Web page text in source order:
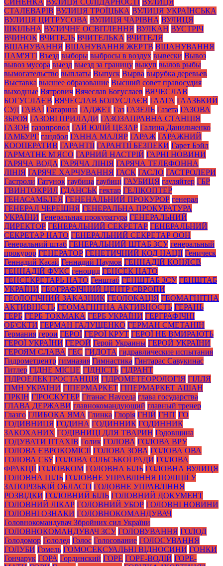
СТАЛЕВАРІВ ВУЛИЦЯ ТРОЇЦЬКА ВУЛИЦЯ УКРАЇНСЬКА
ВУЛИЦЯ ЦИТРУСОВА ВУЛИЦЯ ЧАРІВНА ВУЛИЦЯ
ШКІЛЬНА ВУЛИЧНЕ ОСВІТЛЕННЯ ВУЛКАН ВУСТРІЧ
ВЧИНОК ВЧИТЕЛЬ ВЧИТЕЛЬКА ВЧИТЕЛЯ
ВШАНУВАННЯ ВШАНУВАННЯ ЖЕРТВ ВШАНУВАННЯ
ПАМ'ЯТІ Въезд выборы выбросы в воздух вывески Вывоз
вывоз мусора выезд выезд за границу выкуп вылов рыбы
вымогательство выплаты Выпуск Вырва вырубка деревьев
Выставка высшее образование Высший совет правосудия
выходные Вятрович Вячеслав Богуслаев ВЯЧЕСЛАВ
БОГУСЛАЄВ ВЯЧЕСЛАВ БОЛУСЛАЄВ ГААГА ГААЗЬКИЙ
СУД ГАВАЇ Гагарина ГАДЖЕТ Газ ГАЗЕЛЬ Газета ГАЗОВА
ЗБРОЯ ГАЗОВІ ПРИЛАДИ ГАЗОЗАПРАВНА СТАНЦІЯ
ГАЗОН газопровод ГАЙ ЮЛІЙ ЦЕЗАР Галина Данильченко
ГАМБУРГ гандбол ГАННА МАЛЯР ГАРАЖ ГАРАЖНИЙ
КООПЕРАТИВ ГАРАНТІЇ ГАРАНТІЇ БЕЗПЕКИ Гарет Бэйл
ГАРМАТНЕ М'ЯСО ГАРНИЙ НАСТРІЙ ГАРНІ НОВИНИ
ГАРЯЧА ВОДА ГАРЯЧА ЛІНІЯ ГАРЯЧА ТЕЛЕФОННА
ЛІНІЯ ГАРЯЧЕ ХАРЧУВАННЯ ГАСК ГАСЛО ГАСТРОЛЕРИ
Гастроли Гатунок гаубица гаубиці ГАУБИЦЯ гауляйтер ГБР
ГВИНТОКРИЛ ГДАНСЬК гектар ГЕЛІКОПТЕР
ГЕНАСАМБЛЕЯ ГЕНЕНАЛЬНИЙ ПРОКУРОР генерал
ГЕНЕРАЛ ЧЕРЕШНЯ ГЕНЕРАЛЬНА ПРОКУРАТУРА
УКРАЇНИ Генеральная прокуратура ГЕНЕРАЛЬНИЙ
ДИРЕКТОР ГЕНЕРАЛЬНИЙ СЕКРЕТАР ГЕНЕРАЛЬНИЙ
СЕКРЕТАР НАТО ГЕНЕРАЛЬНИЙ СЕКРЕТАР ООН
Генеральний штаб ГЕНЕРАЛЬНИЙ ШТАБ ЗСУ генеральный
прокурор ГЕНЕРАТОР ГЕНЕТИЧНИЙ КОД НАЦІЇ Геническ
Геннадий Касай Геннадий Наумов ГЕННАДІЙ КОНЯЄВ
ГЕННАДІЙ ФУКС геноцид ГЕНСЕК НАТО
ГЕНСЕКРЕТАРЬ НАТО Генштаб ГЕНШТАБ ЗСУ ГЕНШТАБ
УКРАЇНИ ГЕОГРАФІЧНИЙ ЦЕНТР ЄВРОПИ
ГЕОЛОГІЧНИЙ ЗАКАЗНИК ГЕОЛОКАЦІЯ ГЕОМАГНІТНА
АКТИВНІСТЬ ГЕОМАГНІТНА АКТИВНОСТЬ ГЕРАНЬ
ГЕРБ ГЕРБ ТОКМАКА ГЕРБ УКРАЇНИ ГЕРГРАФІЧНІ
ОБ'ЄКТИ ГЕРМАН ГАЛУЩЕНКО ГЕРМАН СМЕТАНІН
Германия герои ГЕРОЇ ГЕРОЇ КРУТ ГЕРОЇ НЕ ВМИРАЮТЬ
ГЕРОЇ УКРАЇНИ ГЕРОЙ Герой Украины ГЕРОЙ УКРАЇНИ
ГЕРОЯМ СЛАВА ГЕС ГИДОТА гидравлические испытания
Гидрометцентр гимназия Гимнастика Гинтарас Савукинас
Гитлер ГІДНЕ МІСЦЕ ГІДНІСТЬ ГІДРАНТ
ГІДРОЕЛЕКТРОСТАНЦІЯ ГІДРОМЕТЕОРОЛОГІЯ ГІЛЛЯ
ГІМН УКРАЇНИ ГІПЕРМАРКЕТ ГІПЕРМАРКЕТ АШАН
ГІРКІН ГІРОСКУТЕР Гітанас Науседа глава государства
ГЛАВА ДЕРЖАВИ главнокомандующий главный тренер
Глазго ГЛИБОКА ЯМА Глинка Глорія ГНІЙ ГНІТ ГО
ГОДИВНИЦЯ ГОДИНА ГОДИННИК ГОДИННИК
ЗАКОХАНИХ ГОДІВНИЦІ ДЛЯ ТВАРИН Годовщина
ГОДУВАТИ ПТАХІВ Голик ГОЛОВА ГОЛОВА ВРУ
ГОЛОВА ЄВРОКОМІСІЇ ГОЛОВА ЗОВА ГОЛОВА ОВА
ГОЛОВА СБУ ГОЛОВА СІЛЬСЬКОЇ РАДИ ГОЛОВА
ФРАКЦІЇ ГОЛОВКОМ ГОЛОВНА БІЛЬ ГОЛОВНА ВУЛИЦЯ
ГОЛОВНА ЦІЛЬ ГОЛОВНЕ УПРАВЛІННЯ ПОЛІЦІЇ У
ЗАПОРІЗЬКІЙ ОБЛАСТІ ГОЛОВНЕ УПРАВЛІННЯ
РОЗВІДКИ ГОЛОВНИЙ БІЛЬ ГОЛОВНИЙ ДОКУМЕНТ
ГОЛОВНИЙ ЛІКАР ГОЛОВНИЙ УБОР ГОЛОВНІ НОВИНИ
ГОЛОВНІ ОЗНАКИ ГОЛОВНОКОМАНДУВАЧ
Головнокомандувач Збройних сил України
ГОЛОВНОКОМАНДУВАЧ ЗСУ ГОЛОВУВАННЯ ГОЛОД
Голодомор Гололед Голос Голосование ГОЛОСУВАННЯ
ГОЛУБИ Гомель ГОМОСЕКСУАЛЬНІ ВІДНОСИНИ ГОНКИ
Гончарук ГОРА Гординский ГОРЕ ГОРЕ-ВОДІЙ ГОРЕ-